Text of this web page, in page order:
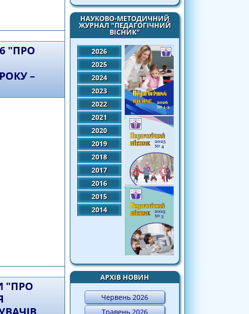
НАУКОВО-МЕТОДИЧНИЙ
ЖУРНАЛ "ПЕДАГОГІЧНИЙ
ВІСНИК"
2026
2025
2024
2023
2022
2021
2020
2019
2018
2017
2016
2015
2014
АРХІВ НОВИН
Червень 2026
Травень 2026
конкурсу "Учитель року - 2020"
"ПРО
–
"Про проведення в області І та ІІ турів
"ПРО